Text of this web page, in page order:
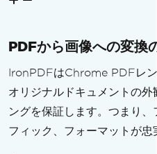
PDFから画像への変換
IronPDFはChrome PDFレン
オリジナルドキュメントの
ングを保証します。つまり
フィック、フォーマットが忠